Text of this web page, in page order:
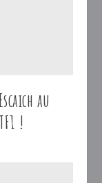
au
!